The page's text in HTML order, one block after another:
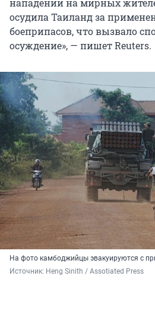
нападении на мирных
осудила Таиланд за
боеприпасов, что вызвало
осуждение», — пишет Reuters.
На фото камбоджийцы эвакуируются с
Источник: Heng Sinith / Assotiated Press